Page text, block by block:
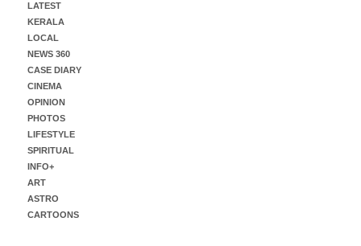
LATEST
KERALA
LOCAL
NEWS 360
CASE DIARY
CINEMA
OPINION
PHOTOS
LIFESTYLE
SPIRITUAL
INFO+
ART
ASTRO
CARTOONS